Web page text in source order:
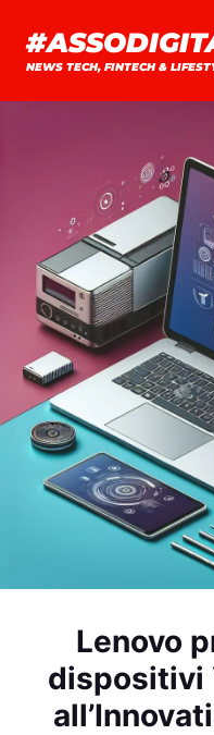
contenuto
NEWS TECH, FINTECH &
Lenovo
dispositivi